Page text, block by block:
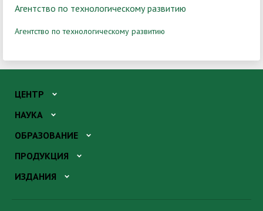
Агентство по технологическому развитию
Агентство по технологическому развитию
ЦЕНТР
НАУКА
ОБРАЗОВАНИЕ
ПРОДУКЦИЯ
ИЗДАНИЯ